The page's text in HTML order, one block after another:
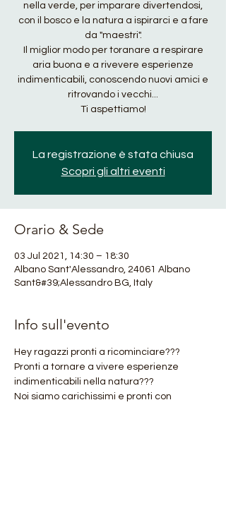
nella verde, per imparare divertendosi,
con il bosco e la natura a ispirarci e a fare
da "maestri".
Il miglior modo per toranare a respirare
aria buona e a rivevere esperienze
indimenticabili, conoscendo nuovi amici e
ritrovando i vecchi...
Ti aspettiamo!
La registrazione è stata chiusa
Scopri gli altri eventi
Orario & Sede
03 Jul 2021, 14:30 – 18:30
Albano Sant'Alessandro, 24061 Albano
Sant&#39;Alessandro BG, Italy
Info sull'evento
Hey ragazzi pronti a ricominciare???
Pronti a tornare a vivere esperienze
indimenticabili nella natura???
Noi siamo carichissimi e pronti con